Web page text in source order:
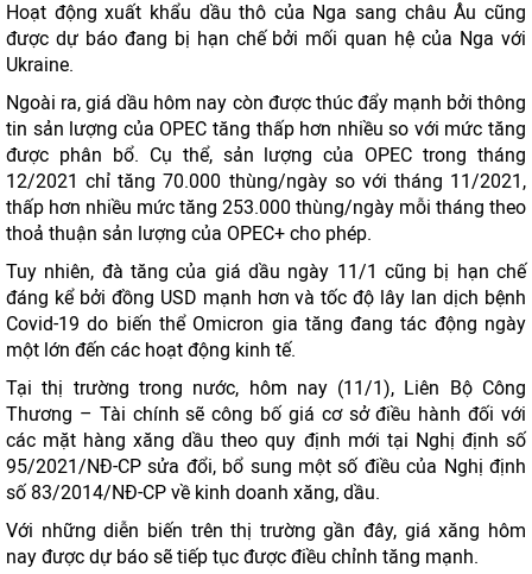
Hoạt động xuất khẩu dầu thô của Nga sang châu Âu cũng
được dự báo đang bị hạn chế bởi mối quan hệ của Nga với
Ukraine.
Ngoài ra, giá dầu hôm nay còn được thúc đẩy mạnh bởi thông
tin sản lượng của OPEC tăng thấp hơn nhiều so với mức tăng
được phân bổ. Cụ thể, sản lượng của OPEC trong tháng
12/2021 chỉ tăng 70.000 thùng/ngày so với tháng 11/2021,
thấp hơn nhiều mức tăng 253.000 thùng/ngày mỗi tháng theo
thoả thuận sản lượng của OPEC+ cho phép.
Tuy nhiên, đà tăng của giá dầu ngày 11/1 cũng bị hạn chế
đáng kể bởi đồng USD mạnh hơn và tốc độ lây lan dịch bệnh
Covid-19 do biến thể Omicron gia tăng đang tác động ngày
một lớn đến các hoạt động kinh tế.
Tại thị trường trong nước, hôm nay (11/1), Liên Bộ Công
Thương – Tài chính sẽ công bố giá cơ sở điều hành đối với
các mặt hàng xăng dầu theo quy định mới tại Nghị định số
95/2021/NĐ-CP sửa đổi, bổ sung một số điều của Nghị định
số 83/2014/NĐ-CP về kinh doanh xăng, dầu.
Với những diễn biến trên thị trường gần đây, giá xăng hôm
nay được dự báo sẽ tiếp tục được điều chỉnh tăng mạnh.